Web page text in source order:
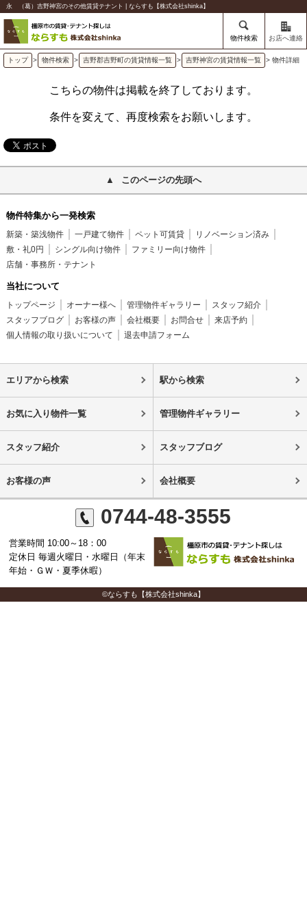
永 （葛）吉野神宮のその他賃貸テナント | ならすも【株式会社shinka】
物件検索 お店へ連絡
トップ > 物件検索 > 吉野郡吉野町の賃貸情報一覧 > 吉野神宮の賃貸情報一覧 > 物件詳細
こちらの物件は掲載を終了しております。
条件を変えて、再度検索をお願いします。
このページの先頭へ
物件特集から一発検索
新築・築浅物件 一戸建て物件 ペット可賃貸
リノベーション済み
敷・礼0円
シングル向け物件
ファミリー向け物件
店舗・事務所・テナント
当社について
トップページ オーナー様へ 管理物件ギャラリー
スタッフ紹介
スタッフブログ
お客様の声 会社概要 お問合せ
来店予約
個人情報の取り扱いについて
退去申請フォーム
エリアから検索 駅から検索
お気に入り物件一覧 管理物件ギャラリー
スタッフ紹介 スタッフブログ
お客様の声 会社概要
0744-48-3555
営業時間 10:00～18：00
定休日 毎週火曜日・水曜日（年末
年始・ＧＷ・夏季休暇）
©ならすも【株式会社shinka】